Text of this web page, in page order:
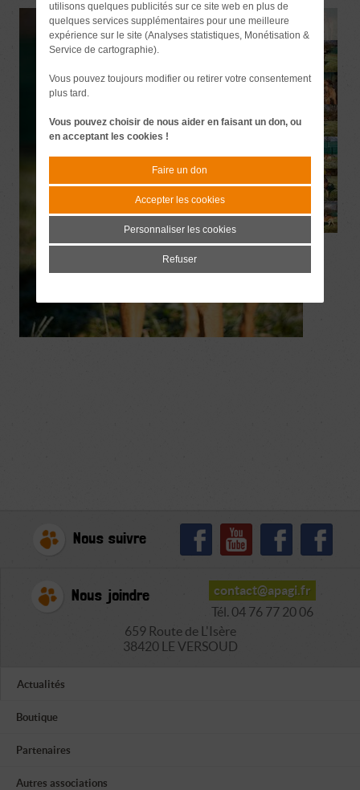
Nous suivre
Nous joindre
contact@apagi.fr
Tél. 04 76 77 20 06
659 Route de L'Isère
38420 LE VERSOUD
Actualités
Boutique
Partenaires
Autres associations
utilisons quelques publicités sur ce site web en plus de
quelques services supplémentaires pour une meilleure
expérience sur le site (Analyses statistiques, Monétisation &
Service de cartographie).
Vous pouvez toujours modifier ou retirer votre consentement
plus tard.
Vous pouvez choisir de nous aider en faisant un don, ou
en acceptant les cookies !
Faire un don
Accepter les cookies
Personnaliser les cookies
Refuser